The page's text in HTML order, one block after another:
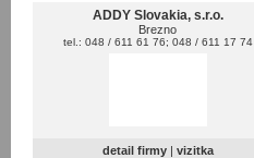
ADDY Slovakia, s.r.o.
Brezno
tel.: 048 / 611 61 76; 048 / 611 17 74
detail firmy | vizitka